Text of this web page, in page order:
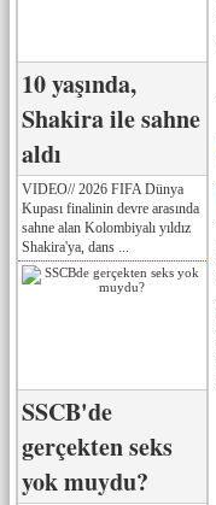
10 yaşında,
Shakira ile sahne
aldı
VIDEO// 2026 FIFA Dünya
Kupası finalinin devre arasında
sahne alan Kolombiyalı yıldız
Shakira'ya, dans ...
SSCB'de
gerçekten seks
yok muydu?